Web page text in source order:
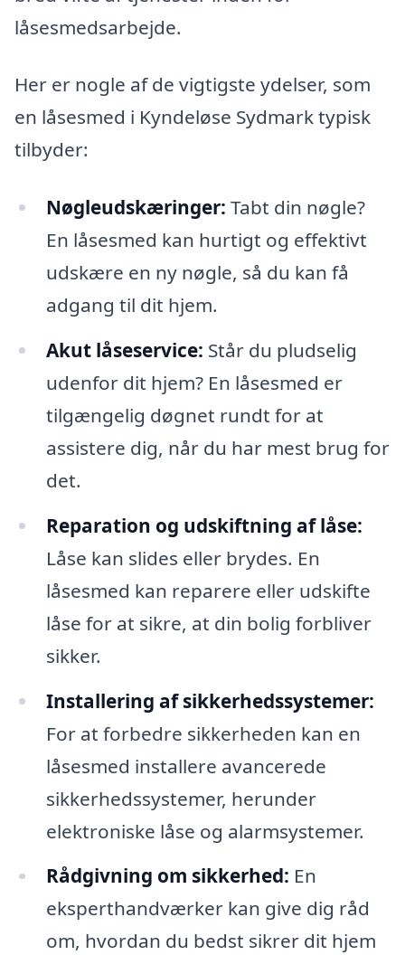
låsesmedsarbejde.
Her er nogle af de vigtigste ydelser, som
en låsesmed i Kyndeløse Sydmark typisk
tilbyder:
Nøgleudskæringer: Tabt din nøgle?
En låsesmed kan hurtigt og effektivt
udskære en ny nøgle, så du kan få
adgang til dit hjem.
Akut låseservice: Står du pludselig
udenfor dit hjem? En låsesmed er
tilgængelig døgnet rundt for at
assistere dig, når du har mest brug for
det.
Reparation og udskiftning af låse:
Låse kan slides eller brydes. En
låsesmed kan reparere eller udskifte
låse for at sikre, at din bolig forbliver
sikker.
Installering af sikkerhedssystemer:
For at forbedre sikkerheden kan en
låsesmed installere avancerede
sikkerhedssystemer, herunder
elektroniske låse og alarmsystemer.
Rådgivning om sikkerhed: En
eksperthandværker kan give dig råd
om, hvordan du bedst sikrer dit hjem